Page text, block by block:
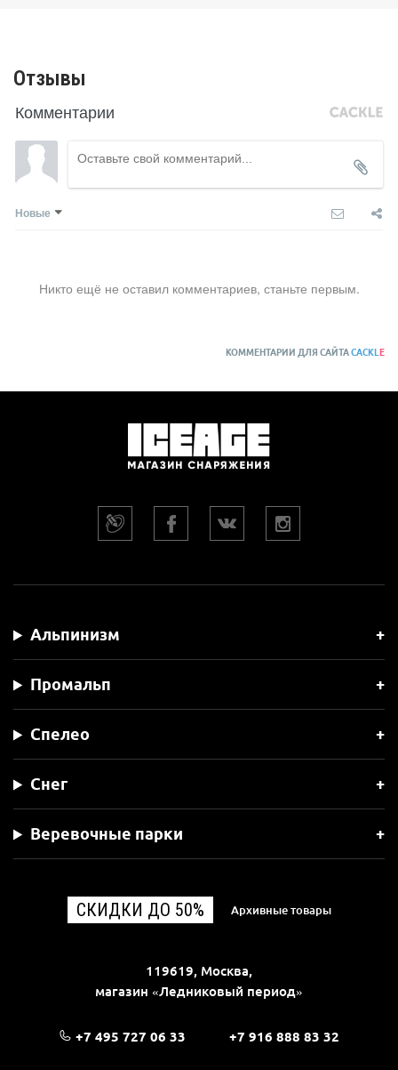
Отзывы
Комментарии
Новые
Никто ещё не оставил комментариев, станьте первым.
КОММЕНТАРИИ ДЛЯ САЙТАCACKL E
Альпинизм
Промальп
Спелео
Снег
Веревочные парки
СКИДКИ ДО 50% Архивные товары
119619, Москва,
магазин «Ледниковый период»
+7 495 727 06 33 +7 916 888 83 32